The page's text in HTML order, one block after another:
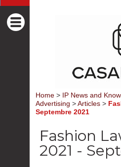
Home > IP News and
Advertising > Articles >
Septembre 2021
Fashion
2021 -